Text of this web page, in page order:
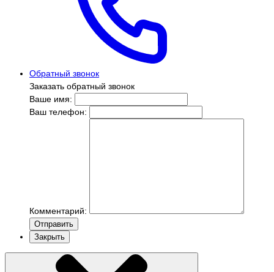
Обратный звонок
Заказать обратный звонок
Ваше имя:
Ваш телефон:
Комментарий:
Отправить
Закрыть